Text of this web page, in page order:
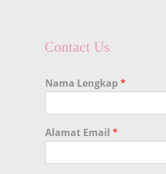
Contact Us
Nama Lengkap*
Alamat Email *